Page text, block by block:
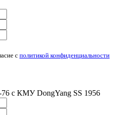
с политикой конфиденциальности
с КМУ DongYang SS 1956